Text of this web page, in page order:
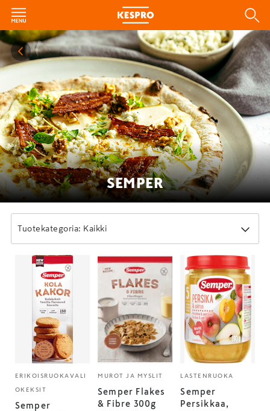
SEMPER
Tuotekategoria: Kaikki
ERIKOISRUOKAVALI
OKEKSIT
Semper
MUROT JA MYSLIT
Semper Flakes
& Fibre 300g
LASTENRUOKA
Semper
Persikkaa,